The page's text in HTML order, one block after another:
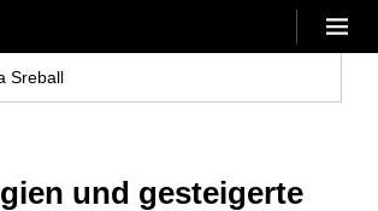
Menu
Sreball
und gesteigerte